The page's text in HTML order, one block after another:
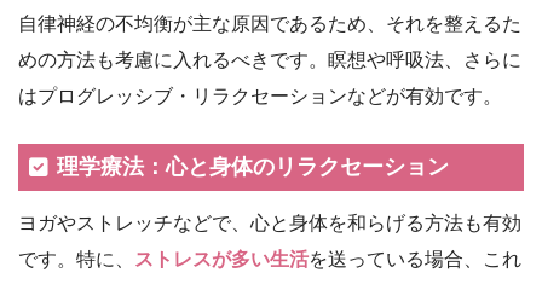
自律神経の不均衡が主な原因であるため、それを整えるた
めの方法も考慮に入れるべきです。瞑想や呼吸法、さらに
はプログレッシブ・リラクセーションなどが有効です。
理学療法：心と身体のリラクセーション
ヨガやストレッチなどで、心と身体を和らげる方法も有効
です。特に、
ストレスが多い生活を送っている場合、これ